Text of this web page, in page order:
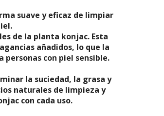
suave y eficaz de limpiar
de la planta konjac. Esta
añadidos, lo que la
personas con piel sensible.
la suciedad, la grasa y
naturales de limpieza y
con cada uso.